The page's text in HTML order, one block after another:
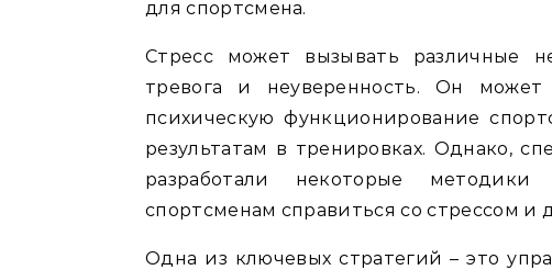
для спортсмена.
Стресс может вызывать различные
тревога и неуверенность. Он
психическую функционирование
результатам в тренировках. Однако,
разработали некоторые
спортсменам справиться со стрессом и
Одна из ключевых стратегий – это